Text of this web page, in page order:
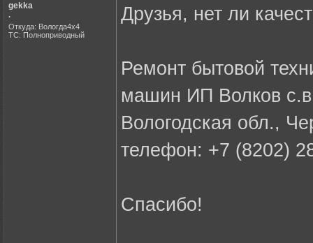
gekka
.
Откуда: Вологда4х4
ТС: Полноприводный
Друзья, нет ли
Ремонт бытовой
машин ИП Волков
Вологодская обл.,
телефон: +7 (8202)
Спасибо!